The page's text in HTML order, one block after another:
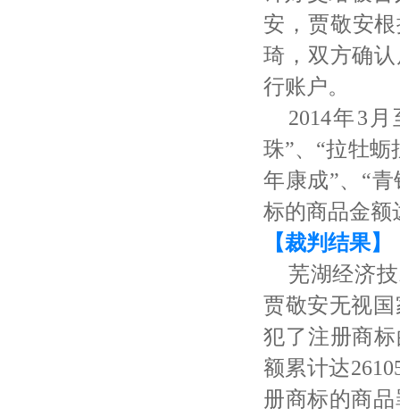
安，贾敬安
琦，双方确
行账户。
2014年3
珠”、“拉牡蛎
年康成”、“
标的商品金额
【裁判结果】
芜湖经济
贾敬安无视
犯了注册商
额累计达
册商标的商